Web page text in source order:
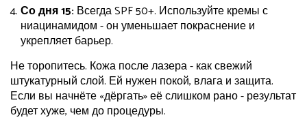
Со дня 15: Всегда SPF 50+. Используйте кремы с
ниацинамидом - он уменьшает покраснение и
укрепляет барьер.
Не торопитесь. Кожа после лазера - как свежий
штукатурный слой. Ей нужен покой, влага и защита.
Если вы начнёте «дёргать» её слишком рано - результат
будет хуже, чем до процедуры.